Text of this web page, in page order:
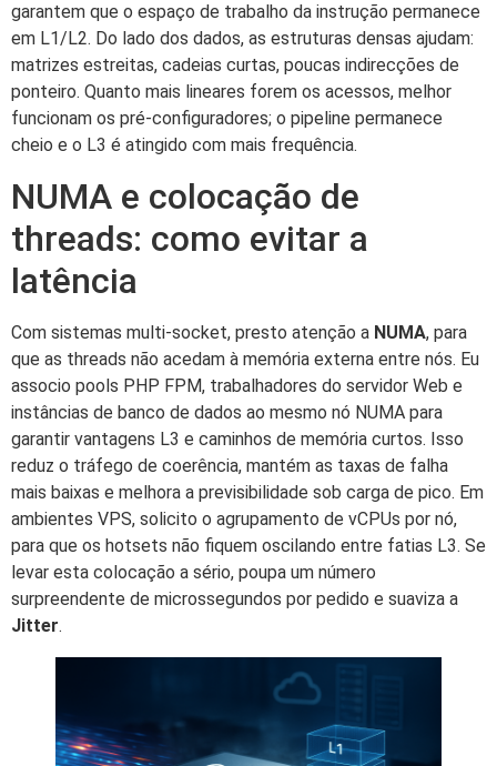
garantem que o espaço de trabalho da instrução permanece
em L1/L2. Do lado dos dados, as estruturas densas ajudam:
matrizes estreitas, cadeias curtas, poucas indirecções de
ponteiro. Quanto mais lineares forem os acessos, melhor
funcionam os pré-configuradores; o pipeline permanece
cheio e o L3 é atingido com mais frequência.
NUMA e colocação de
threads: como evitar a
latência
Com sistemas multi-socket, presto atenção a NUMA, para
que as threads não acedam à memória externa entre nós. Eu
associo pools PHP FPM, trabalhadores do servidor Web e
instâncias de banco de dados ao mesmo nó NUMA para
garantir vantagens L3 e caminhos de memória curtos. Isso
reduz o tráfego de coerência, mantém as taxas de falha
mais baixas e melhora a previsibilidade sob carga de pico. Em
ambientes VPS, solicito o agrupamento de vCPUs por nó,
para que os hotsets não fiquem oscilando entre fatias L3. Se
levar esta colocação a sério, poupa um número
surpreendente de microssegundos por pedido e suaviza a
Jitter.